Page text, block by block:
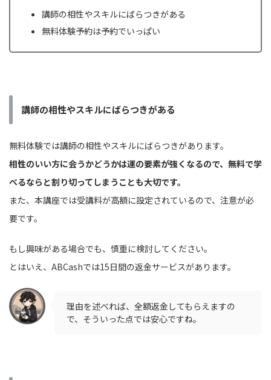
講師の相性やスキルにばらつきがある
無料体験予約は予約でいっぱい
講師の相性やスキルにばらつきがある
無料体験では講師の相性やスキルにばらつきがあります。
相性のいい方に会うかどうかは運の要素が強くなるので、無料で学
べるならと割り切ってしまうことも大切です。
また、本講座では受講料が高額に設定されているので、注意が必
要です。
もし興味がある場合でも、慎重に検討してください。
とはいえ、ABCashでは15日間の返金サービスがあります。
理由を述べれば、全額返金してもらえますの
で、そういった点では安心ですね。